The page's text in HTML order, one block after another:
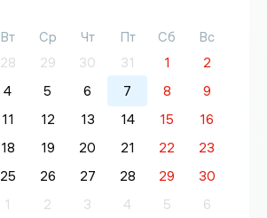
Вт Ср Чт Пт Сб
Вс
28 29 30 31 1
2
4 5 6 7 8
9
11 12 13 14 15
16
18 19 20 21 22
23
25 26 27 28 29
30
1 2 3 4 5 6